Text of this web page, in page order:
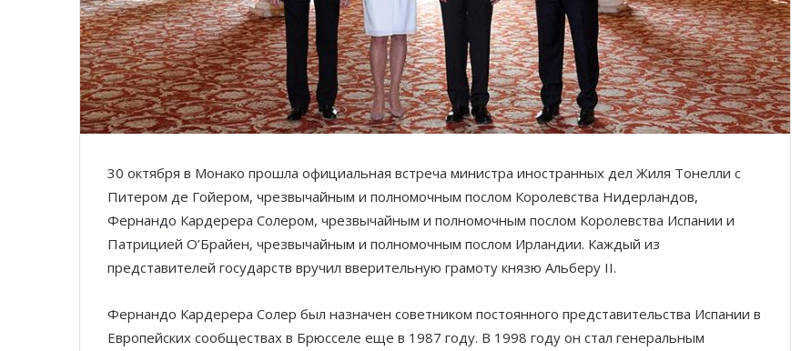
30 октября в Монако прошла официальная встреча министра иностранных дел Жиля Тонелли с
Питером де Гойером, чрезвычайным и полномочным послом Королевства Нидерландов,
Фернандо Кардерера Солером, чрезвычайным и полномочным послом Королевства Испании и
Патрицией О’Брайен, чрезвычайным и полномочным послом Ирландии. Каждый из
представителей государств вручил вверительную грамоту князю Альберу II.
Фернандо Кардерера Солер был назначен советником постоянного представительства Испании в
Европейских сообществах в Брюсселе еще в 1987 году. В 1998 году он стал генеральным